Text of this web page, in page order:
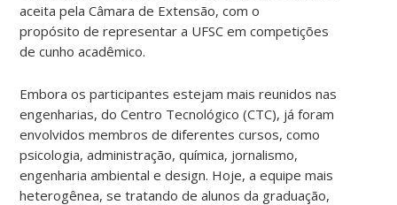
aceita pela Câmara de Extensão, com o
propósito de representar a UFSC em competições
de cunho acadêmico.
Embora os participantes estejam mais reunidos nas
engenharias, do Centro Tecnológico (CTC), já foram
envolvidos membros de diferentes cursos, como
psicologia, administração, química, jornalismo,
engenharia ambiental e design. Hoje, a equipe mais
heterogênea, se tratando de alunos da graduação,